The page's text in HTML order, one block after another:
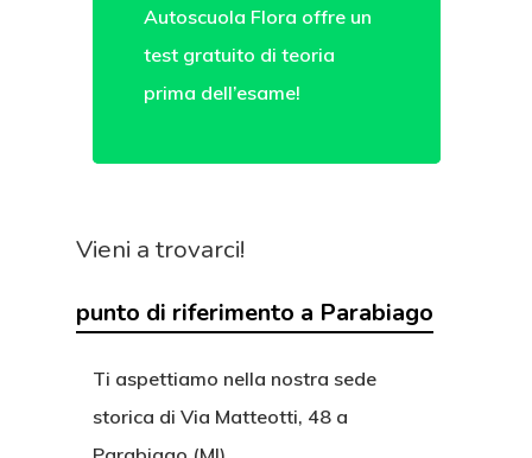
Autoscuola Flora offre un
test gratuito di teoria
prima dell’esame!
Vieni a trovarci!
punto di riferimento a Parabiago
Ti aspettiamo nella nostra sede
storica di Via Matteotti, 48 a